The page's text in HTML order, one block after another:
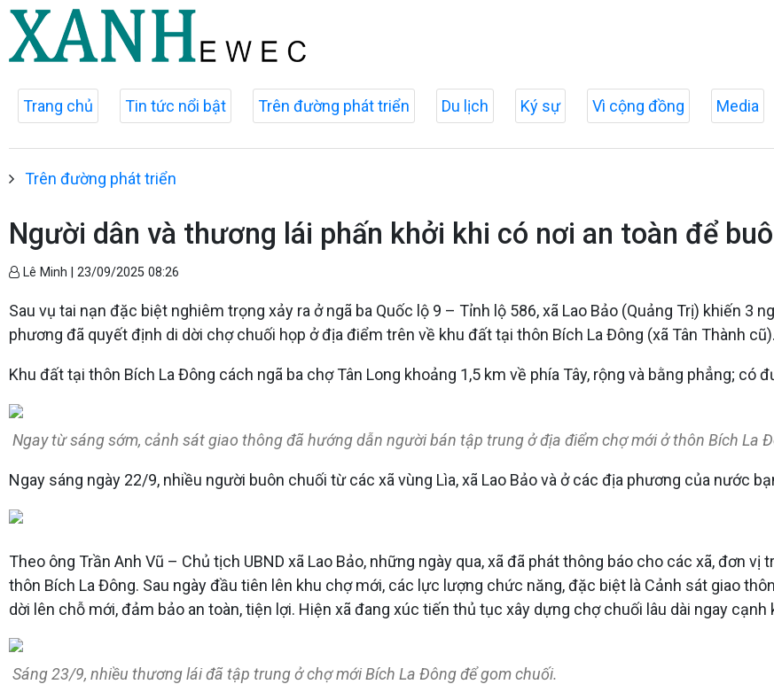
Trang chủ Tin tức nổi bật Trên đường phát triển Du lịch Ký sự Vì cộng đồng Media
Trên đường phát triển
Người dân và thương lái phấn khởi khi có nơi an toàn để
Lê Minh | 23/09/2025 08:26
Sau vụ tai nạn đặc biệt nghiêm trọng xảy ra ở ngã ba Quốc lộ 9 – Tỉnh lộ 586, xã Lao Bảo (Quảng Trị) khiến 3
phương đã quyết định di dời chợ chuối họp ở địa điểm trên về khu đất tại thôn Bích La Đông (xã Tân Thành cũ).
Khu đất tại thôn Bích La Đông cách ngã ba chợ Tân Long khoảng 1,5 km về phía Tây, rộng và bằng phẳng;
Ngay từ sáng sớm, cảnh sát giao thông đã hướng dẫn người bán tập trung ở địa điểm chợ mới ở thôn Bích La
Ngay sáng ngày 22/9, nhiều người buôn chuối từ các xã vùng Lìa, xã Lao Bảo và ở các địa phương của nước
Theo ông Trần Anh Vũ – Chủ tịch UBND xã Lao Bảo, những ngày qua, xã đã phát thông báo cho các xã, đơn
thôn Bích La Đông. Sau ngày đầu tiên lên khu chợ mới, các lực lượng chức năng, đặc biệt là Cảnh sát giao
dời lên chỗ mới, đảm bảo an toàn, tiện lợi. Hiện xã đang xúc tiến thủ tục xây dựng chợ chuối lâu dài ngay cạnh
Sáng 23/9, nhiều thương lái đã tập trung ở chợ mới Bích La Đông để gom chuối.